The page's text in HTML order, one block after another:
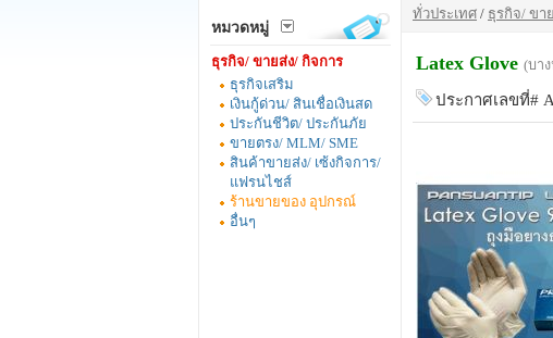
หมวดหมู่
ธุรกิจ/ ขายส่ง/ กิจการ
ธุรกิจเสริม
เงินกู้ด่วน/ สินเชื่อเงินสด
ประกันชีวิต/ ประกันภัย
ขายตรง/ MLM/ SME
สินค้าขายส่ง/ เซ้งกิจการ/
แฟรนไชส์
ร้านขายของ อุปกรณ์
อื่นๆ
ทั่วประเทศ / ธุรกิจ/ ขา
Latex Glove (บา
ประกาศเลขที่#